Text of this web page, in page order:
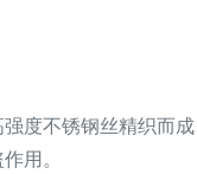
度不锈钢丝精织而
用。